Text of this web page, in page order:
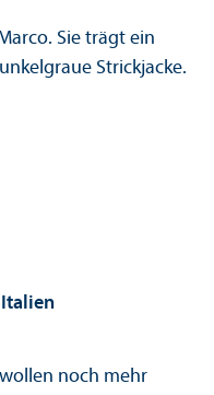
noch mehr